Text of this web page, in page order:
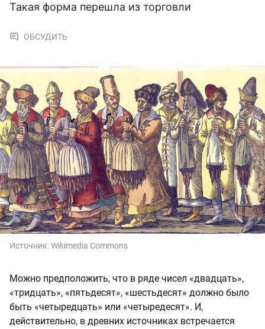
Такая форма перешла из торговли
ОБСУДИТЬ
Источник:Wikimedia Commons
Можно предположить, что в ряде чисел «двадцать»,
«тридцать», «пятьдесят», «шестьдесят» должно было
быть «четыредцать» или «четыредесят». И,
действительно, в древних источниках встречается